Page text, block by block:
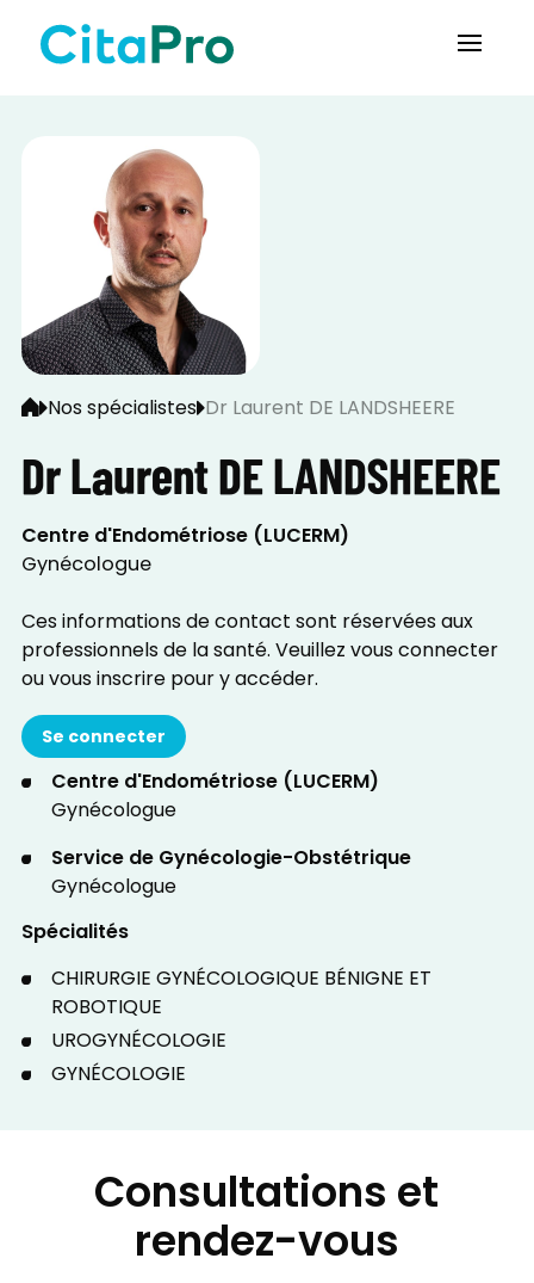
Nos spécialistes Dr Laurent DE LANDSHEERE
Dr Laurent DE LANDSHEERE
Centre d'Endométriose (LUCERM)
Gynécologue
Ces informations de contact sont réservées aux
professionnels de la santé. Veuillez vous connecter
ou vous inscrire pour y accéder.
Se connecter
Centre d'Endométriose (LUCERM)
Gynécologue
Service de Gynécologie-Obstétrique
Gynécologue
Spécialités
CHIRURGIE GYNÉCOLOGIQUE BÉNIGNE ET
ROBOTIQUE
UROGYNÉCOLOGIE
GYNÉCOLOGIE
Consultations et
rendez-vous